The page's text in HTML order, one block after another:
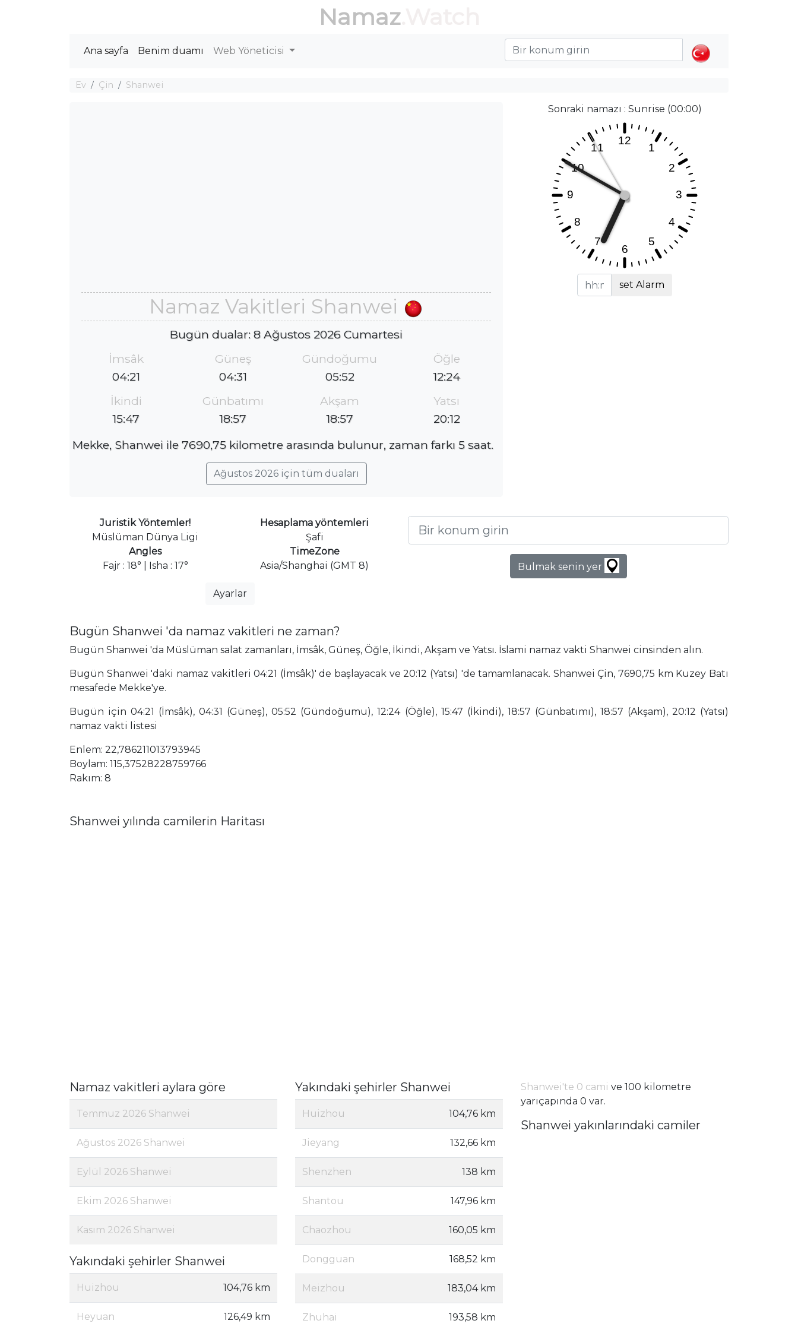
Namaz.Watch
Ana sayfa Benim duamı Web Yöneticisi
Ev Çin Shanwei
Namaz Vakitleri Shanwei
Bugün dualar: 8 Ağustos 2026 Cumartesi
İmsâk
04:21
Güneş
04:31
Gündoğumu
05:52
Öğle
12:24
İkindi
15:47
Günbatımı
18:57
Akşam
18:57
Yatsı
20:12
Mekke, Shanwei ile 7690,75 kilometre arasında bulunur, zaman farkı 5 saat.
Ağustos 2026 için tüm duaları
Sonraki namazı : Sunrise (00:00)
set Alarm
Juristik Yöntemler!
Müslüman Dünya Ligi
Hesaplama yöntemleri
Şafi
Angles
Fajr : 18° | Isha : 17°
TimeZone
Asia/Shanghai (GMT 8)
Ayarlar
Bulmak senin yer
Bugün Shanwei 'da namaz vakitleri ne zaman?
Bugün Shanwei 'da Müslüman salat zamanları, İmsâk, Güneş, Öğle, İkindi, Akşam ve Yatsı. İslami namaz vakti Shanwei cinsinden alın.
Bugün Shanwei 'daki namaz vakitleri 04:21 (İmsâk)' de başlayacak ve 20:12 (Yatsı) 'de tamamlanacak. Shanwei Çin, 7690,75 km Kuzey Batı
mesafede Mekke'ye.
Bugün için 04:21 (İmsâk), 04:31 (Güneş), 05:52 (Gündoğumu), 12:24 (Öğle), 15:47 (İkindi), 18:57 (Günbatımı), 18:57 (Akşam), 20:12 (Yatsı)
namaz vakti listesi
Enlem: 22,786211013793945
Boylam: 115,37528228759766
Rakım: 8
Shanwei yılında camilerin Haritası
Namaz vakitleri aylara göre
Temmuz 2026 Shanwei
Ağustos 2026 Shanwei
Eylül 2026 Shanwei
Ekim 2026 Shanwei
Kasım 2026 Shanwei
Yakındaki şehirler Shanwei
Huizhou 104,76 km
Heyuan 126,49 km
Yakındaki şehirler Shanwei
Huizhou 104,76 km
Jieyang 132,66 km
Shenzhen 138 km
Shantou 147,96 km
Chaozhou 160,05 km
Dongguan 168,52 km
Meizhou 183,04 km
Zhuhai 193,58 km
Shanwei'te 0 cami ve 100 kilometre
yarıçapında 0 var.
Shanwei yakınlarındaki camiler